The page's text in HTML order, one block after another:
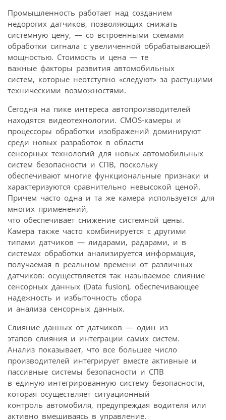
Промышленность работает над созданием
недорогих датчиков, позволяющих снижать
системную цену, — со встроенными схемами
обработки сигнала с увеличенной обрабатывающей
мощностью. Стоимость и цена — те
важные факторы развития автомобильных
систем, которые неотступно «следуют» за растущими
техническими возможностями.
Сегодня на пике интереса автопроизводителей
находятся видеотехнологии. CMOS-камеры и
процессоры обработки изображений доминируют
среди новых разработок в области
сенсорных технологий для новых автомобильных
систем безопасности и СПВ, поскольку
обеспечивают многие функциональные признаки и
характеризуются сравнительно невысокой ценой.
Причем часто одна и та же камера используется для
многих применений,
что обеспечивает снижение системной цены.
Камера также часто комбинируется с другими
типами датчиков — лидарами, радарами, и в
системах обработки анализируется информация,
получаемая в реальном времени от различных
датчиков: осуществляется так называемое слияние
сенсорных данных (Data fusion), обеспечивающее
надежность и избыточность сбора
и анализа сенсорных данных.
Слияние данных от датчиков — один из
этапов слияния и интеграции самих систем.
Анализ показывает, что все большее число
производителей интегрирует вместе активные и
пассивные системы безопасности и СПВ
в единую интегрированную систему безопасности,
которая осуществляет ситуационный
контроль автомобиля, предупреждая водителя или
активно вмешиваясь в управление.